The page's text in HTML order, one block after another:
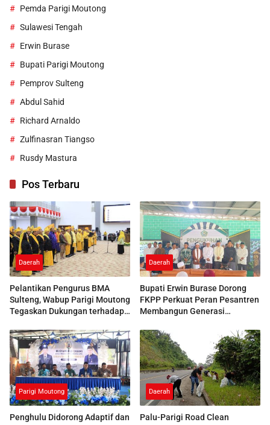
Pemda Parigi Moutong
Sulawesi Tengah
Erwin Burase
Bupati Parigi Moutong
Pemprov Sulteng
Abdul Sahid
Richard Arnaldo
Zulfinasran Tiangso
Rusdy Mastura
Pos Terbaru
Daerah
Pelantikan Pengurus BMA
Sulteng, Wabup Parigi Moutong
Tegaskan Dukungan terhadap
Daerah
Bupati Erwin Burase Dorong
FKPP Perkuat Peran Pesantren
Membangun Generasi
Parigi Moutong
Penghulu Didorong Adaptif dan
Daerah
Palu-Parigi Road Clean